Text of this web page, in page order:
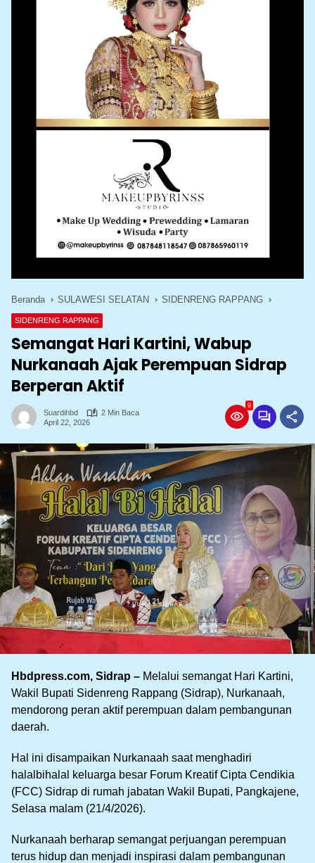
Beranda SULAWESI SELATAN SIDENRENG RAPPANG
SIDENRENG RAPPANG
Semangat Hari Kartini, Wabup
Nurkanaah Ajak Perempuan Sidrap
Berperan Aktif
Suardihbd
2 Min Baca
April 22, 2026
9
Hbdpress.com, Sidrap – Melalui semangat Hari Kartini,
Wakil Bupati Sidenreng Rappang (Sidrap), Nurkanaah,
mendorong peran aktif perempuan dalam pembangunan
daerah.
Hal ini disampaikan Nurkanaah saat menghadiri
halalbihalal keluarga besar Forum Kreatif Cipta Cendikia
(FCC) Sidrap di rumah jabatan Wakil Bupati, Pangkajene,
Selasa malam (21/4/2026).
Nurkanaah berharap semangat perjuangan perempuan
terus hidup dan menjadi inspirasi dalam pembangunan